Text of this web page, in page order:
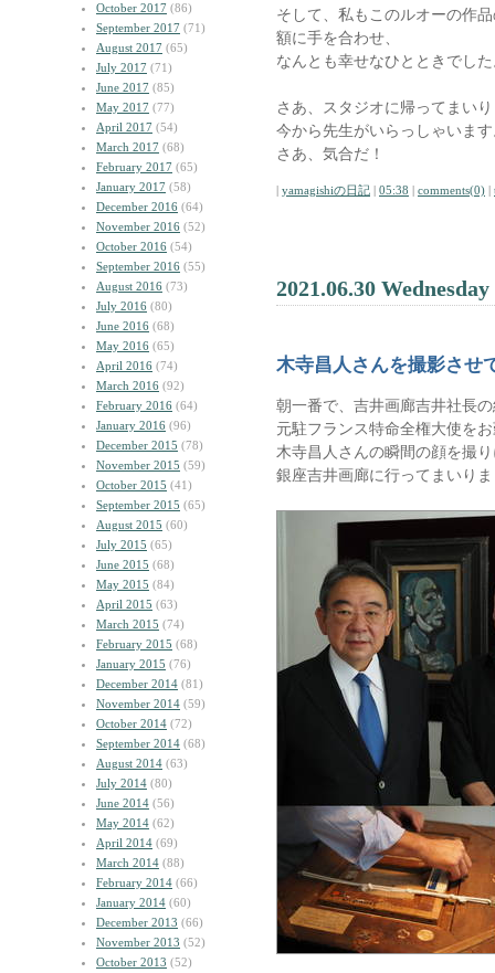
October 2017 (86)
September 2017 (71)
August 2017 (65)
July 2017 (71)
June 2017 (85)
May 2017 (77)
April 2017 (54)
March 2017 (68)
February 2017 (65)
January 2017 (58)
December 2016 (64)
November 2016 (52)
October 2016 (54)
September 2016 (55)
August 2016 (73)
July 2016 (80)
June 2016 (68)
May 2016 (65)
April 2016 (74)
March 2016 (92)
February 2016 (64)
January 2016 (96)
December 2015 (78)
November 2015 (59)
October 2015 (41)
September 2015 (65)
August 2015 (60)
July 2015 (65)
June 2015 (68)
May 2015 (84)
April 2015 (63)
March 2015 (74)
February 2015 (68)
January 2015 (76)
December 2014 (81)
November 2014 (59)
October 2014 (72)
September 2014 (68)
August 2014 (63)
July 2014 (80)
June 2014 (56)
May 2014 (62)
April 2014 (69)
March 2014 (88)
February 2014 (66)
January 2014 (60)
December 2013 (66)
November 2013 (52)
October 2013 (52)
そして、私もこのルオーの作
額に手を合わせ、
なんとも幸せなひとときでし
さあ、スタジオに帰ってまい
今から先生がいらっしゃいま
さあ、気合だ！
| yamagishiの日記 | 05:38 | comments(0) |
2021.06.30 Wednesday
木寺昌人さんを撮影させ
朝一番で、吉井画廊吉井社長
元駐フランス特命全権大使を
木寺昌人さんの瞬間の顔を撮
銀座吉井画廊に行ってまいり